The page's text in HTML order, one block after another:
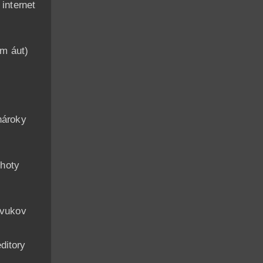
áut)